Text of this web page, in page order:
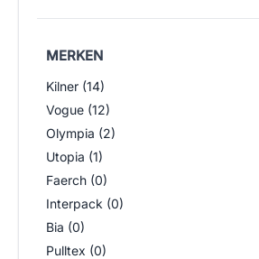
MERKEN
Kilner (14)
Vogue (12)
Olympia (2)
Utopia (1)
Faerch (0)
Interpack (0)
Bia (0)
Pulltex (0)